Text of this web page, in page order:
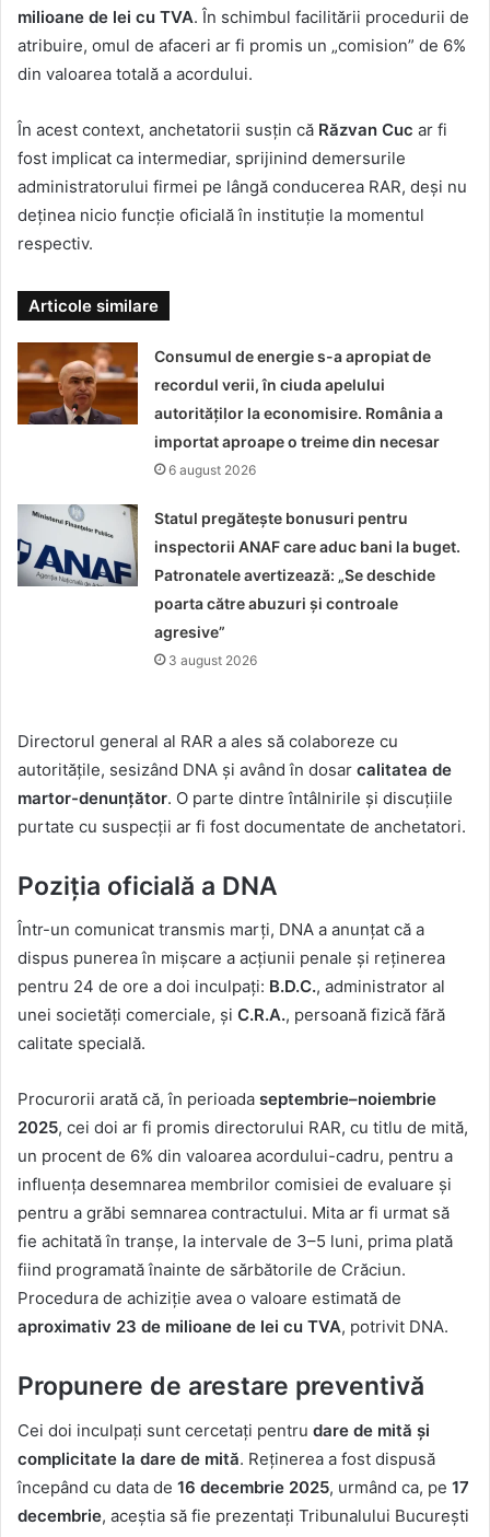
milioane de lei cu TVA. În schimbul facilitării procedurii de
atribuire, omul de afaceri ar fi promis un „comision” de 6%
din valoarea totală a acordului.
În acest context, anchetatorii susțin că Răzvan Cuc ar fi
fost implicat ca intermediar, sprijinind demersurile
administratorului firmei pe lângă conducerea RAR, deși nu
deținea nicio funcție oficială în instituție la momentul
respectiv.
Articole similare
Consumul de energie s-a apropiat de
recordul verii, în ciuda apelului
autorităților la economisire. România a
importat aproape o treime din necesar
6 august 2026
Statul pregătește bonusuri pentru
inspectorii ANAF care aduc bani la buget.
Patronatele avertizează: „Se deschide
poarta către abuzuri și controale
agresive”
3 august 2026
Directorul general al RAR a ales să colaboreze cu
autoritățile, sesizând DNA și având în dosar calitatea de
martor-denunțător. O parte dintre întâlnirile și discuțiile
purtate cu suspecții ar fi fost documentate de anchetatori.
Poziția oficială a DNA
Într-un comunicat transmis marți, DNA a anunțat că a
dispus punerea în mișcare a acțiunii penale și reținerea
pentru 24 de ore a doi inculpați: B.D.C., administrator al
unei societăți comerciale, și C.R.A., persoană fizică fără
calitate specială.
Procurorii arată că, în perioada septembrie–noiembrie
2025, cei doi ar fi promis directorului RAR, cu titlu de mită,
un procent de 6% din valoarea acordului-cadru, pentru a
influența desemnarea membrilor comisiei de evaluare și
pentru a grăbi semnarea contractului. Mita ar fi urmat să
fie achitată în tranșe, la intervale de 3–5 luni, prima plată
fiind programată înainte de sărbătorile de Crăciun.
Procedura de achiziție avea o valoare estimată de
aproximativ 23 de milioane de lei cu TVA, potrivit DNA.
Propunere de arestare preventivă
Cei doi inculpați sunt cercetați pentru dare de mită și
complicitate la dare de mită. Reținerea a fost dispusă
începând cu data de 16 decembrie 2025, urmând ca, pe 17
decembrie, aceștia să fie prezentați Tribunalului București